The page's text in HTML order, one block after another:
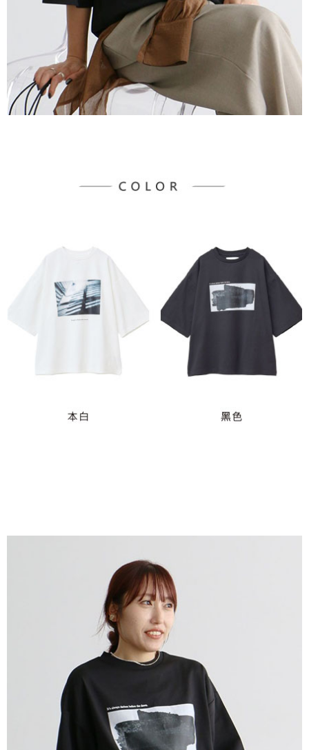
３．未成年的使用者請事先徵得法定代理人或監護人之同意方可使用
「AFTEE先享後付」，若未經同意申辦者引起之損失，本公司不負相關責
４．使用「AFTEE先享後付」時，將依據個別帳號之用戶狀況，依本公司即
時審查核予不同之上限額度；若仍有額度不足之情形，本公司將視審查結果
請求用戶進行身份認證。
５．嚴禁一人註冊多個帳號或使用他人資訊註冊。若發現惡意使用之情形，
恩沛科技股份有限公司將有權停止該用戶之使用額度並採取法律行動。
每筆NT$90，滿NT$888(含以上)免運費